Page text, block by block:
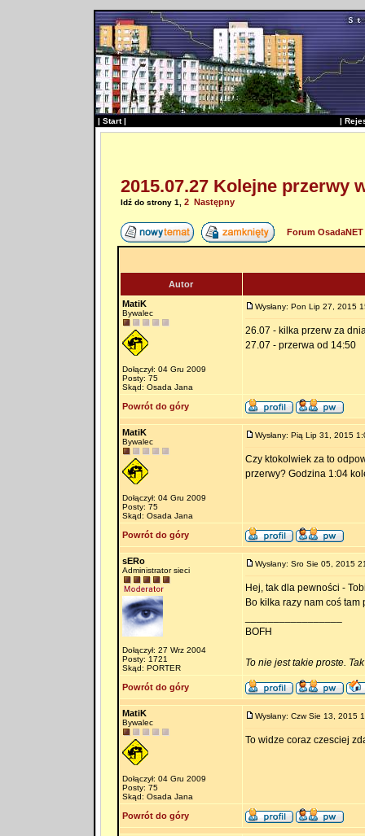
| Start| |
2015.07.27 Kolejne przerwy
Idź do strony 1 2 Następny
Forum
Autor
MatiK
Bywalec
Dołączył: 04 Gru 2009
Posty: 75
Skąd: Osada Jana
Wysłany: Pon Lip 27, 2015
26.07 - kilka przerw za
27.07 - przerwa od 14:50
Powrót do góry
MatiK
Bywalec
Dołączył: 04 Gru 2009
Posty: 75
Skąd: Osada Jana
Wysłany: Pią Lip 31, 2015
Czy ktokolwiek za to
przerwy? Godzina 1:04
Powrót do góry
sERo
Administrator sieci
Dołączył: 27 Wrz 2004
Posty: 1721
Skąd: PORTER
Wysłany: Sro Sie 05, 2015
Hej, tak dla pewności -
Bo kilka razy nam coś tam
BOFH
To nie jest takie proste.
Powrót do góry
MatiK
Bywalec
Dołączył: 04 Gru 2009
Posty: 75
Skąd: Osada Jana
Wysłany: Czw Sie 13, 2015
To widze coraz czesciej
Powrót do góry